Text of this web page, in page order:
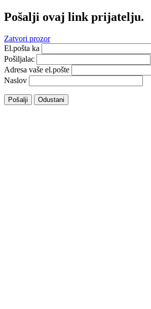
Pošalji ovaj link prijatelju.
Zatvori prozor
El.pošta ka
Pošiljalac
Adresa vaše el.pošte
Naslov
Pošalji Odustani